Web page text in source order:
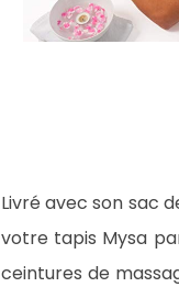
Livré avec son sac
votre tapis Mysa
ceintures de